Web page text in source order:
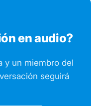
en audio?
y un miembro del
seguirá